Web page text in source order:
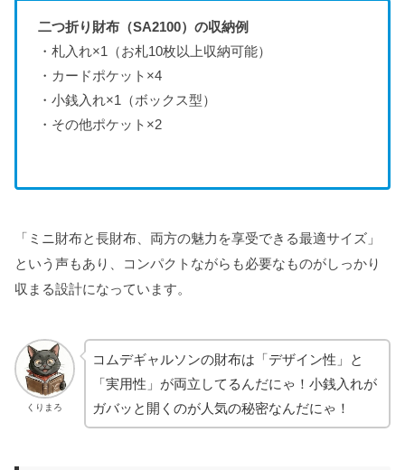
二つ折り財布（SA2100）の収納例
・札入れ×1（お札10枚以上収納可能）
・カードポケット×4
・小銭入れ×1（ボックス型）
・その他ポケット×2
「ミニ財布と長財布、両方の魅力を享受できる最適サイズ」
という声もあり、コンパクトながらも必要なものがしっかり
収まる設計になっています。
くりまろ
コムデギャルソンの財布は「デザイン性」と
「実用性」が両立してるんだにゃ！小銭入れが
ガバッと開くのが人気の秘密なんだにゃ！